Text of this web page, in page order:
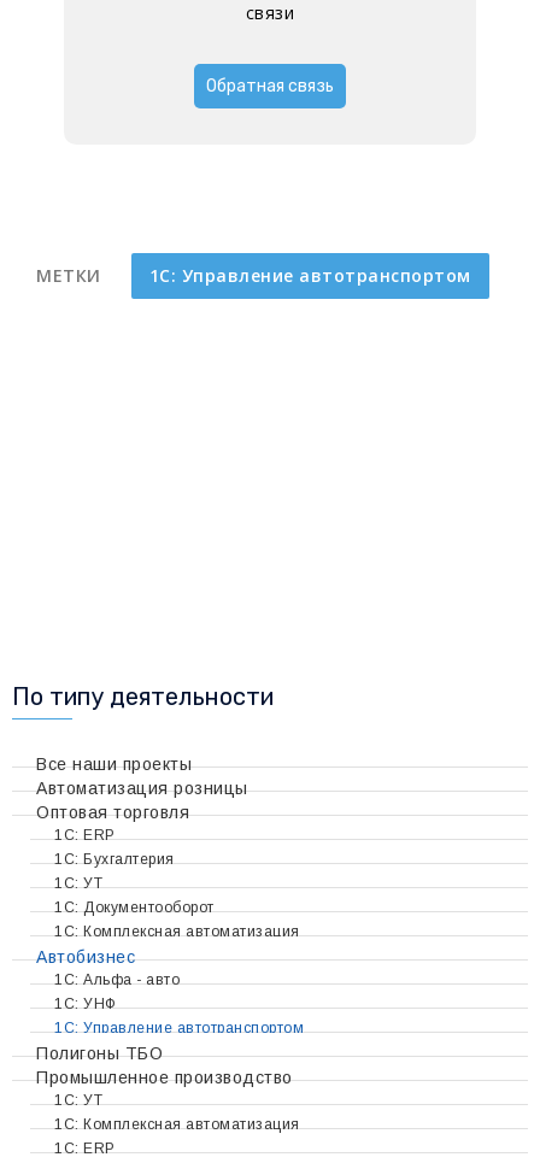
связи
Обратная связь
МЕТКИ 1С: Управление автотранспортом
По типу деятельности
Все наши проекты
Автоматизация розницы
Оптовая торговля
1C: ERP
1С: Бухгалтерия
1С: УТ
1С: Документооборот
1С: Комплексная автоматизация
Автобизнес
1С: Альфа - авто
1С: УНФ
1С: Управление автотранспортом
Полигоны ТБО
Промышленное производство
1С: УТ
1С: Комплексная автоматизация
1С: ERP